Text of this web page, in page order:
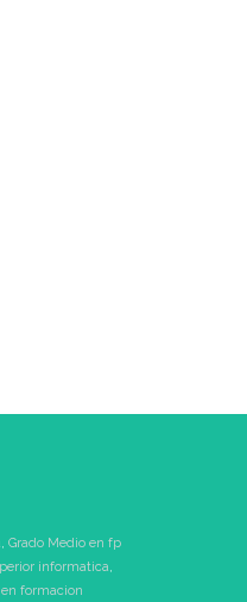
, Grado Medio en fp
informatica,
formacion